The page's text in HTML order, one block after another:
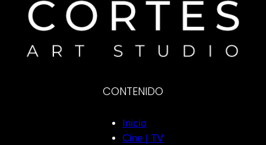
CONTENIDO
Inicio
Cine | TV